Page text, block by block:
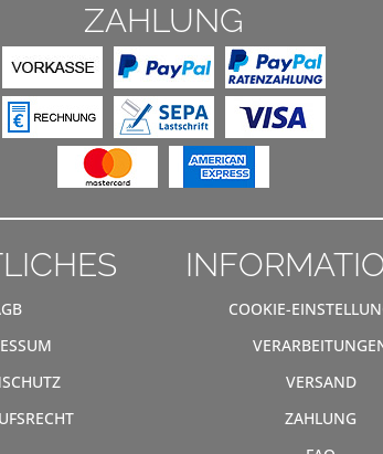
ZAHLUNG
COOKIE-
VERSAND
ZAHLUNG